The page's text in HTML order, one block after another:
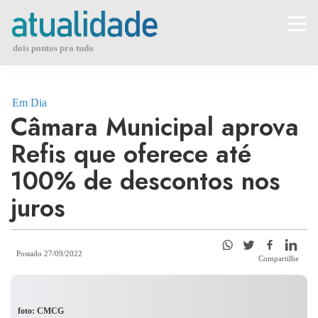
contentdois pontos pra tudo
Em Dia
Câmara Municipal aprova
Refis que oferece até
100% de descontos nos
juros
Postado 27/09/2022
Compartilhe
foto: CMCG